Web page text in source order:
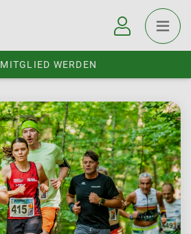
MITGLIED WERDEN